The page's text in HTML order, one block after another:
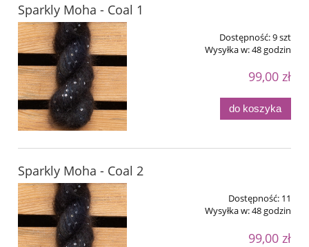
Sparkly Moha - Coal 1
Dostępność:9 szt
Wysyłka w:48 godzin
99,00 zł
do koszyka
Sparkly Moha - Coal 2
Dostępność: 11
Wysyłka w:48 godzin
99,00 zł